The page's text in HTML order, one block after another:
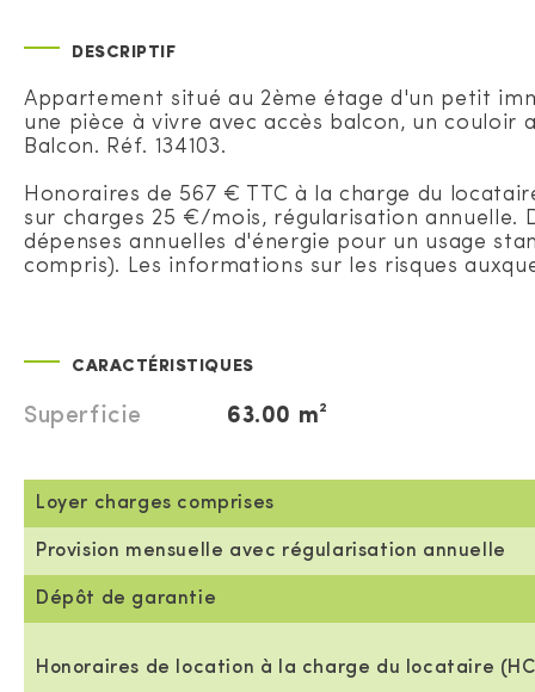
DESCRIPTIF
Appartement situé au 2ème étage d'un petit
une pièce à vivre avec accès balcon, un couloir
Balcon. Réf. 134103.
Honoraires de 567 € TTC à la charge du
sur charges 25 €/mois, régularisation annuelle.
dépenses annuelles d'énergie pour un usage
compris). Les informations sur les risques
CARACTÉRISTIQUES
Superficie 63.00 m²
Loyer charges comprises
Provision mensuelle avec régularisation annuelle
Dépôt de garantie
Honoraires de location à la charge du locataire